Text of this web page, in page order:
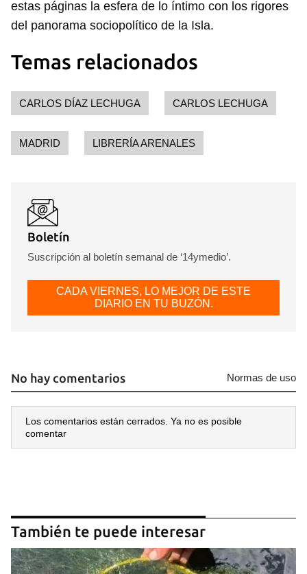
Guardar como favorito
estas páginas la esfera de lo íntimo con los rigores
del panorama sociopolítico de la Isla.
Temas relacionados
CARLOS DÍAZ LECHUGA CARLOS LECHUGA
MADRID LIBRERÍA ARENALES
Boletín
Suscripción al boletín semanal de ‘14ymedio’.
CADA VIERNES, LO MEJOR DE ESTE
DIARIO EN TU BUZÓN.
No hay comentarios Normas de uso
Los comentarios están cerrados. Ya no es posible
comentar
También te puede interesar